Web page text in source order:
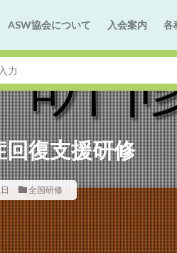
ASW協会について 入会案内 各
回復支援研修
全国研修